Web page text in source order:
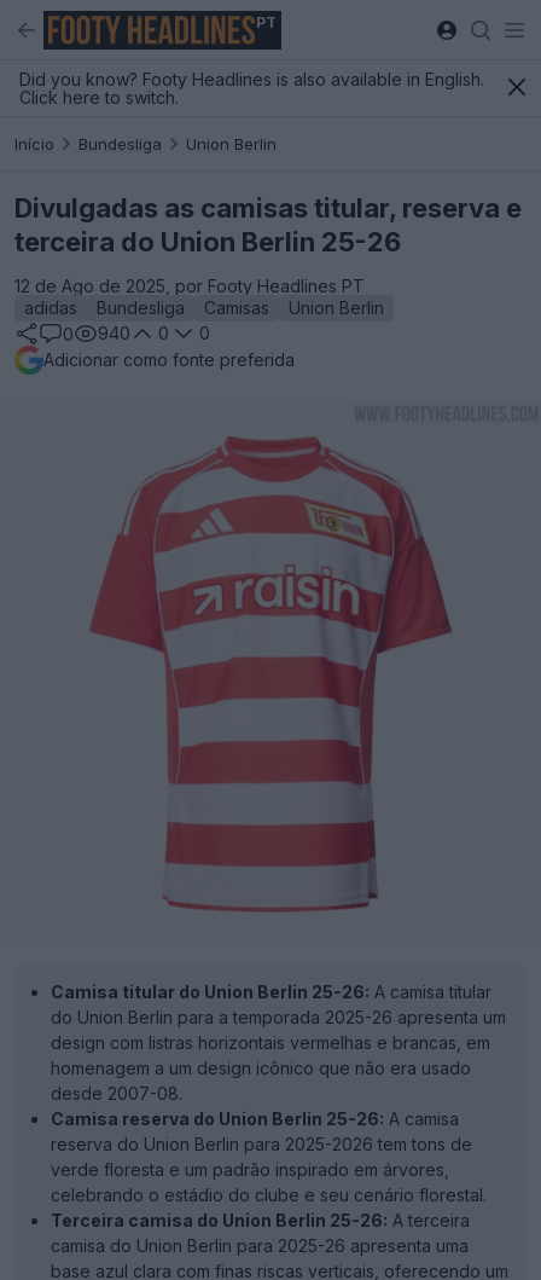
PT
Did you know? Footy Headlines is also available in English.
Click here to switch.
Início Bundesliga Union Berlin
Divulgadas as camisas titular, reserva e
terceira do Union Berlin 25-26
12 de Ago de 2025, por Footy Headlines PT
adidas
Bundesliga Camisas
Union Berlin
0
940 0
0
Adicionar como fonte preferida
Camisa titular do Union Berlin 25-26: A camisa titular
do Union Berlin para a temporada 2025-26 apresenta um
design com listras horizontais vermelhas e brancas, em
homenagem a um design icônico que não era usado
desde 2007-08.
Camisa reserva do Union Berlin 25-26: A camisa
reserva do Union Berlin para 2025-2026 tem tons de
verde floresta e um padrão inspirado em árvores,
celebrando o estádio do clube e seu cenário florestal.
Terceira camisa do Union Berlin 25-26: A terceira
camisa do Union Berlin para 2025-26 apresenta uma
base azul clara com finas riscas verticais, oferecendo um